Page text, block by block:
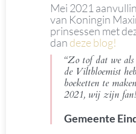
Mei 2021
van Koningin
prinsessen met
dan deze blog!
“Zo tof dat we als
de Viltbloemist
boeketten te
2021, wij zijn
Gemeente